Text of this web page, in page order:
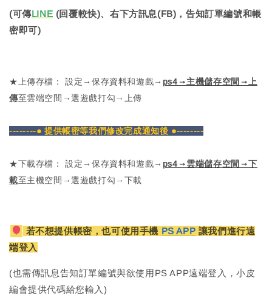
(可傳LINE (回覆較快)、右下方訊息(FB)，告知訂單編號和帳
密即可)
★上傳存檔： 設定→保存資料和遊戲→ ps4→主機儲存空間→上
傳至雲端空間→選遊戲打勾→上傳
--------● 提供帳密等我們修改完成通知後 ●--------
★下載存檔： 設定→保存資料和遊戲→ ps4→雲端儲存空間→下
載至主機空間→選遊戲打勾→下載
若不想提供帳密，也可使用手機 PS APP 讓我們進行遠
端登入
(也需傳訊息告知訂單編號與欲使用PS APP遠端登入，小皮
編會提供代碼給您輸入)